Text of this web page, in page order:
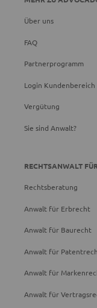
Über uns
FAQ
Partnerprogramm
Login Kundenbereich
Vergütung
Sie sind Anwalt?
RECHTSANWALT FÜR
Rechtsberatung
Anwalt für Erbrecht
Anwalt für Baurecht
Anwalt für
Anwalt für
Anwalt für